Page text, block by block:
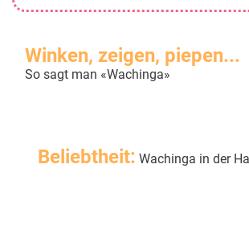
Winken, zeigen, piepen...
So sagt man «Wachinga»
Beliebtheit: Wachinga in der